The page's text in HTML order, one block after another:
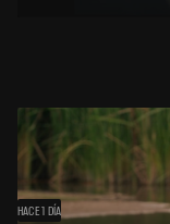
HACE 1 DÍA